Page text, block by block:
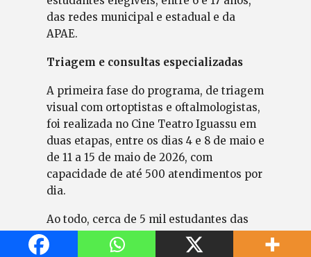
das redes municipal e estadual e da
APAE.
Triagem e consultas especializadas
A primeira fase do programa, de triagem
visual com ortoptistas e oftalmologistas,
foi realizada no Cine Teatro Iguassu em
duas etapas, entre os dias 4 e 8 de maio e
de 11 a 15 de maio de 2026, com
capacidade de até 500 atendimentos por
dia.
Ao todo, cerca de 5 mil estudantes das
redes municipal, estadual e da APAE
participaram dessa fase inicial. Segundo